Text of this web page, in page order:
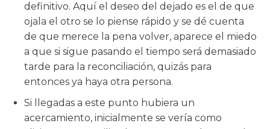
definitivo. Aquí el deseo del dejado es el de que
ojala el otro se lo piense rápido y se dé cuenta
de que merece la pena volver, aparece el miedo
a que si sigue pasando el tiempo será demasiado
tarde para la reconciliación, quizás para
entonces ya haya otra persona.
Si llegadas a este punto hubiera un
acercamiento, inicialmente se vería como